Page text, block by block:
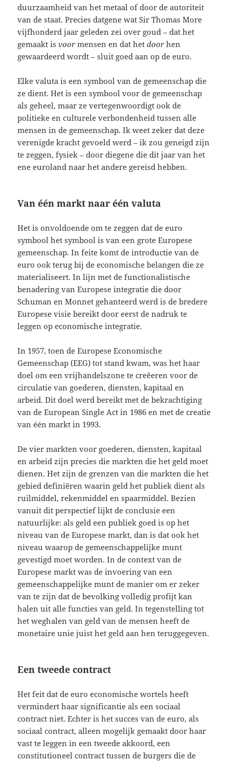
duurzaamheid van het metaal of door de autoriteit
van de staat. Precies datgene wat Sir Thomas More
vijfhonderd jaar geleden zei over goud – dat het
gemaakt isvoormensen en dat hetdoorhen
gewaardeerd wordt – sluit goed aan op de euro.
Elke valuta is een symbool van de gemeenschap die
ze dient. Het is een symbool voor de gemeenschap
als geheel, maar ze vertegenwoordigt ook de
politieke en culturele verbondenheid tussen alle
mensen in de gemeenschap. Ik weet zeker dat deze
verenigde kracht gevoeld werd – ik zou geneigd zijn
te zeggen, fysiek – door diegene die dit jaar van het
ene euroland naar het andere gereisd hebben.
Van één markt naar één valuta
Het is onvoldoende om te zeggen dat de euro
symbool het symbool is van een grote Europese
gemeenschap. In feite komt de introductie van de
euro ook terug bij de economische belangen die ze
materialiseert. In lijn met de functionalistische
benadering van Europese integratie die door
Schuman en Monnet gehanteerd werd is de bredere
Europese visie bereikt door eerst de nadruk te
leggen op economische integratie.
In 1957, toen de Europese Economische
Gemeenschap (EEG) tot stand kwam, was het haar
doel om een vrijhandelszone te creëeren voor de
circulatie van goederen, diensten, kapitaal en
arbeid. Dit doel werd bereikt met de bekrachtiging
van de European Single Act in 1986 en met de creatie
van één markt in 1993.
De vier markten voor goederen, diensten, kapitaal
en arbeid zijn precies die markten die het geld moet
dienen. Het zijn de grenzen van die markten die het
gebied definiëren waarin geld het publiek dient als
ruilmiddel, rekenmiddel en spaarmiddel. Bezien
vanuit dit perspectief lijkt de conclusie een
natuurlijke: als geld een publiek goed is op het
niveau van de Europese markt, dan is dat ook het
niveau waarop de gemeenschappelijke munt
gevestigd moet worden. In de context van de
Europese markt was de invoering van een
gemeenschappelijke munt de manier om er zeker
van te zijn dat de bevolking volledig profijt kan
halen uit alle functies van geld. In tegenstelling tot
het weghalen van geld van de mensen heeft de
monetaire unie juist het geld aan hen teruggegeven.
Een tweede contract
Het feit dat de euro economische wortels heeft
vermindert haar significantie als een sociaal
contract niet. Echter is het succes van de euro, als
sociaal contract, alleen mogelijk gemaakt door haar
vast te leggen in een tweede akkoord, een
constitutioneel contract tussen de burgers die de